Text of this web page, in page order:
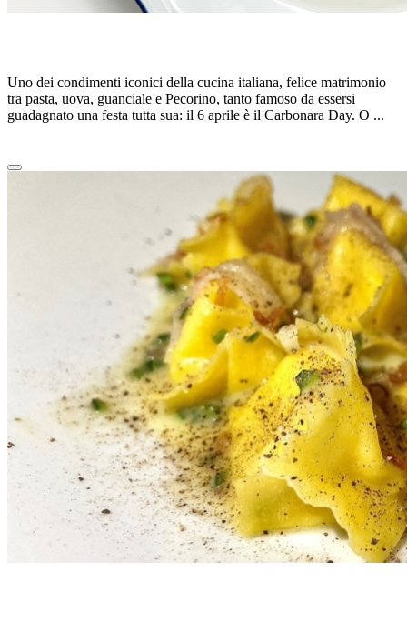
Uno dei condimenti iconici della cucina italiana, felice matrimonio
tra pasta, uova, guanciale e Pecorino, tanto famoso da essersi
guadagnato una festa tutta sua: il 6 aprile è il Carbonara Day. O ...